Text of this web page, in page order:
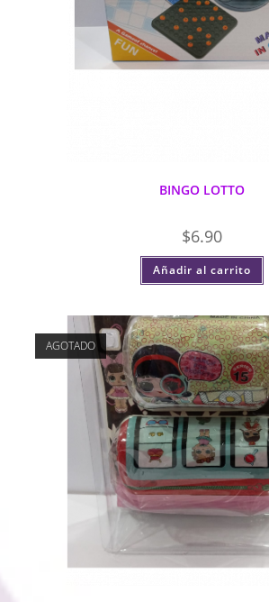
BINGO LOTTO
$6.90
Añadir al carrito
AGOTADO